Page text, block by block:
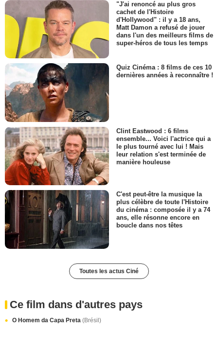
"J'ai renoncé au plus gros
cachet de l'Histoire
d'Hollywood" : il y a 18 ans,
Matt Damon a refusé de jouer
dans l'un des meilleurs films de
super-héros de tous les temps
Quiz Cinéma : 8 films de ces 10
dernières années à reconnaître !
Clint Eastwood : 6 films
ensemble... Voici l'actrice qui a
le plus tourné avec lui ! Mais
leur relation s'est terminée de
manière houleuse
C'est peut-être la musique la
plus célèbre de toute l'Histoire
du cinéma : composée il y a 74
ans, elle résonne encore en
boucle dans nos têtes
Toutes les actus Ciné
Ce film dans d'autres pays
O Homem da Capa Preta (Brésil)